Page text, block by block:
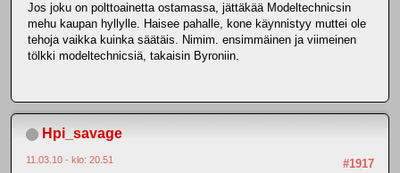
Jos joku on polttoainetta ostamassa, jättäkää Modeltechnicsin
mehu kaupan hyllylle. Haisee pahalle, kone käynnistyy muttei ole
tehoja vaikka kuinka säätäis. Nimim. ensimmäinen ja viimeinen
tölkki modeltechnicsiä, takaisin Byroniin.
Hpi_savage
#1917
11.03.10 - klo: 20.51